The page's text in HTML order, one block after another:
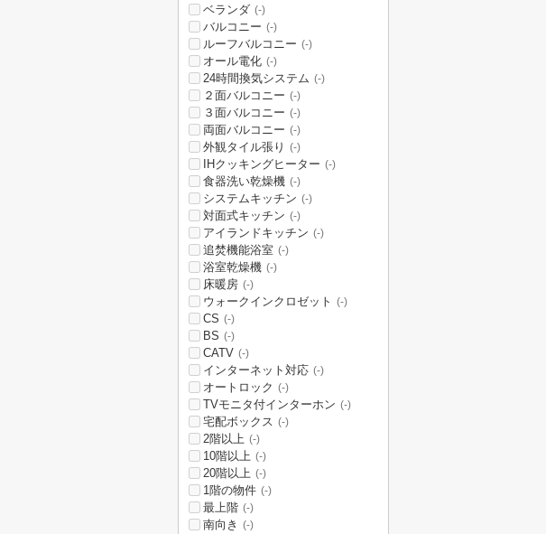
ベランダ (-)
バルコニー (-)
ルーフバルコニー (-)
オール電化 (-)
24時間換気システム (-)
２面バルコニー (-)
３面バルコニー (-)
両面バルコニー (-)
外観タイル張り (-)
IHクッキングヒーター (-)
食器洗い乾燥機 (-)
システムキッチン (-)
対面式キッチン (-)
アイランドキッチン (-)
追焚機能浴室 (-)
浴室乾燥機 (-)
床暖房 (-)
ウォークインクロゼット (-)
CS (-)
BS (-)
CATV (-)
インターネット対応 (-)
オートロック (-)
TVモニタ付インターホン (-)
宅配ボックス (-)
2階以上 (-)
10階以上 (-)
20階以上 (-)
1階の物件 (-)
最上階 (-)
南向き (-)